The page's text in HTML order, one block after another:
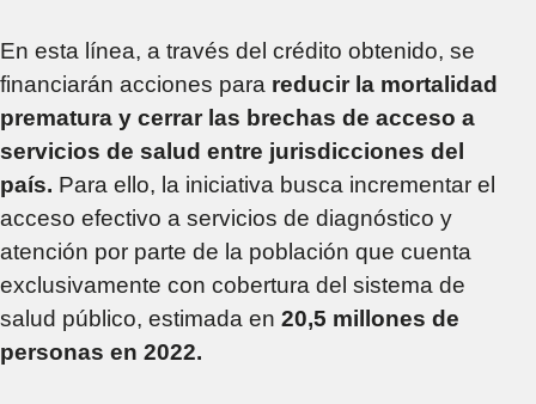
En esta línea, a través del crédito obtenido, se
financiarán acciones para reducir la mortalidad
prematura y cerrar las brechas de acceso a
servicios de salud entre jurisdicciones del
país. Para ello, la iniciativa busca incrementar el
acceso efectivo a servicios de diagnóstico y
atención por parte de la población que cuenta
exclusivamente con cobertura del sistema de
salud público, estimada en 20,5 millones de
personas en 2022.